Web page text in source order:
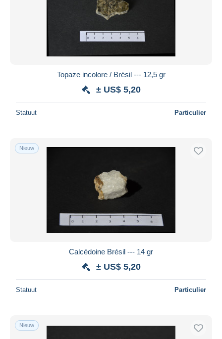
Toepassen
Topaze incolore / Brésil --- 12,5 gr
± US$ 5,20
Statuut Particulier
Nieuw
Calcédoine Brésil --- 14 gr
± US$ 5,20
Statuut Particulier
Nieuw